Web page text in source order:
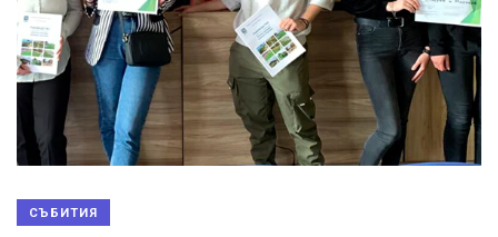
СЪБИТИЯ